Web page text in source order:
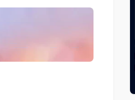
է նոր Mastercard